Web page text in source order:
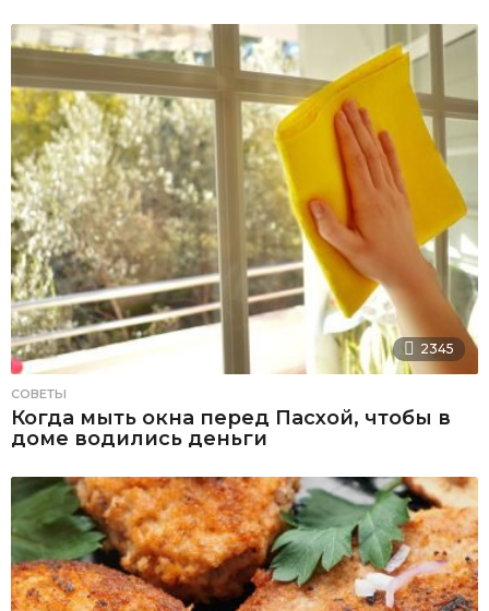
2345
СОВЕТЫ
Когда мыть окна перед Пасхой, чтобы в
доме водились деньги